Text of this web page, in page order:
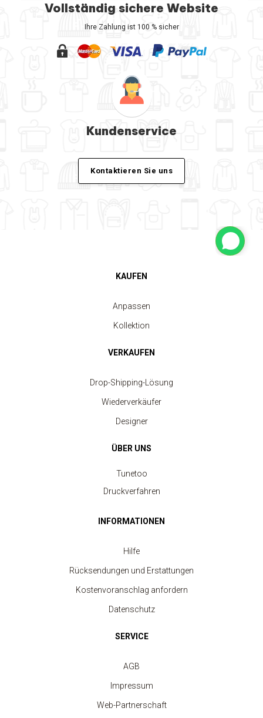
Sportshorts für Männer
Vollständig sichere Website
Ihre Zahlung ist 100 % sicher
Kundenservice
Kontaktieren Sie uns
KAUFEN
Anpassen
Kollektion
VERKAUFEN
Drop-Shipping-Lösung
Wiederverkäufer
Designer
ÜBER UNS
Tunetoo
Druckverfahren
INFORMATIONEN
Hilfe
Rücksendungen und Erstattungen
Kostenvoranschlag anfordern
Datenschutz
SERVICE
AGB
Impressum
Web-Partnerschaft